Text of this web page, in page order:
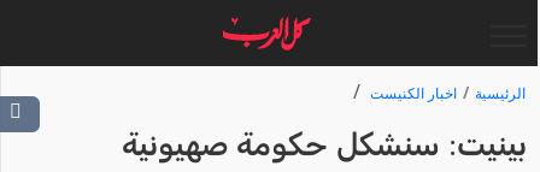
الرئيسية اخبار الكنيست
بينيت: سنشكل حكومة صهيونية